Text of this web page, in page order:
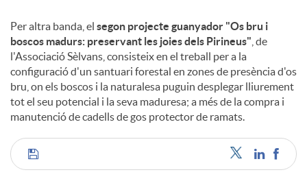
Per altra banda, el segon projecte guanyador "Os bru i
boscos madurs: preservant les joies dels Pirineus" , de
l'Associació Sèlvans, consisteix en el treball per a la
configuració d'un santuari forestal en zones de presència d'os
bru, on els boscos i la naturalesa puguin desplegar lliurement
tot el seu potencial i la seva maduresa; a més de la compra i
manutenció de cadells de gos protector de ramats.
C